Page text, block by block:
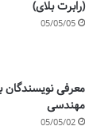
(رابرت بلای)
05/05/05
معرفی نویسندگان
مهندسی
05/05/02